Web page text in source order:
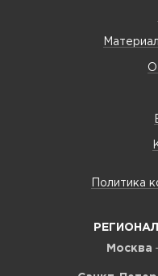
О
Политика
Москва